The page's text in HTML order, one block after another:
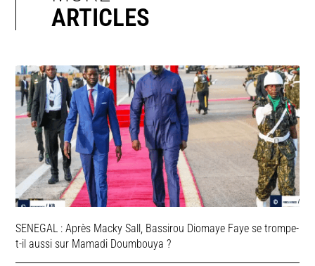
ARTICLES
SENEGAL : Après Macky Sall, Bassirou Diomaye Faye se trompe-
t-il aussi sur Mamadi Doumbouya ?